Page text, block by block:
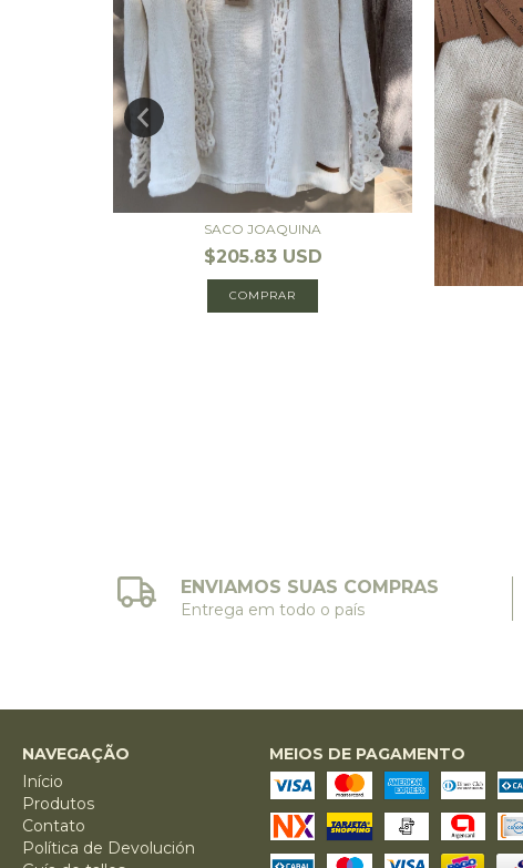
SACO JOAQUINA
$205.83 USD
COMPRAR
ENVIAMOS SUAS COMPRAS
Entrega em todo o país
NAVEGAÇÃO
Início
Produtos
Contato
Política de Devolución
MEIOS DE PAGAMENTO